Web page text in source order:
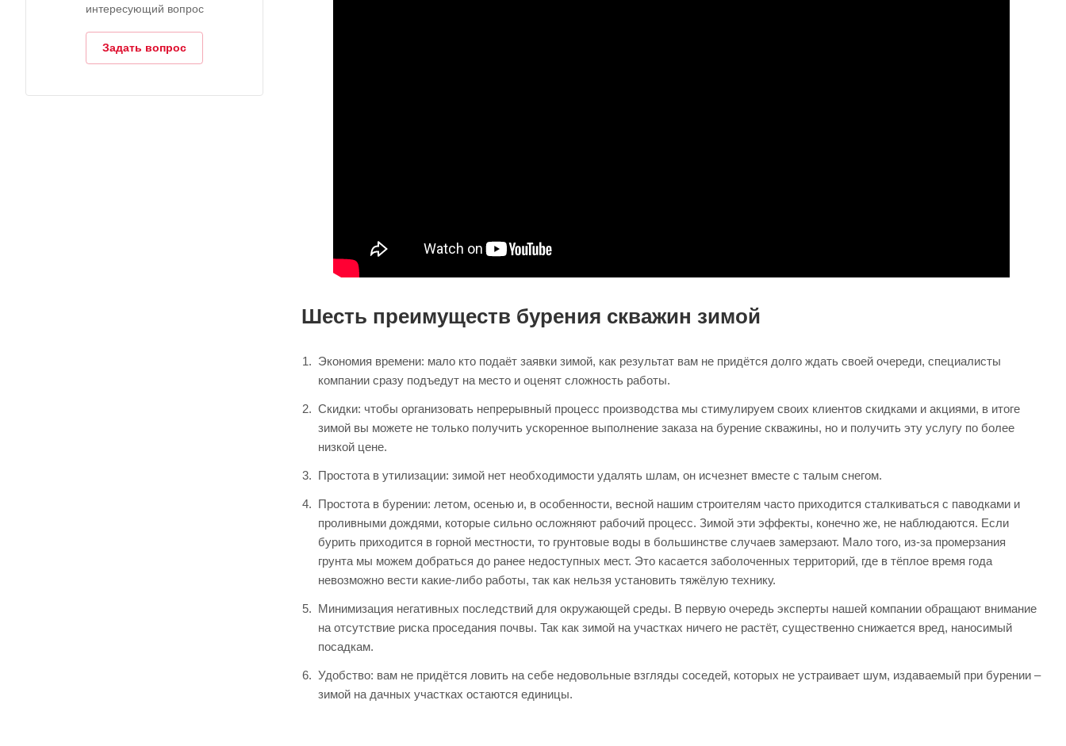
Шесть преимуществ бурения скважин зимой
Экономия времени: мало кто подаёт заявки зимой, как результат вам не придётся долго ждать своей очереди, специалисты
компании сразу подъедут на место и оценят сложность работы.
Скидки: чтобы организовать непрерывный процесс производства мы стимулируем своих клиентов скидками и акциями, в итоге
зимой вы можете не только получить ускоренное выполнение заказа на бурение скважины, но и получить эту услугу по более
низкой цене.
Простота в утилизации: зимой нет необходимости удалять шлам, он исчезнет вместе с талым снегом.
Простота в бурении: летом, осенью и, в особенности, весной нашим строителям часто приходится сталкиваться с паводками и
проливными дождями, которые сильно осложняют рабочий процесс. Зимой эти эффекты, конечно же, не наблюдаются. Если
бурить приходится в горной местности, то грунтовые воды в большинстве случаев замерзают. Мало того, из-за промерзания
грунта мы можем добраться до ранее недоступных мест. Это касается заболоченных территорий, где в тёплое время года
невозможно вести какие-либо работы, так как нельзя установить тяжёлую технику.
Минимизация негативных последствий для окружающей среды. В первую очередь эксперты нашей компании обращают внимание
на отсутствие риска проседания почвы. Так как зимой на участках ничего не растёт, существенно снижается вред, наносимый
посадкам.
Удобство: вам не придётся ловить на себе недовольные взгляды соседей, которых не устраивает шум, издаваемый при бурении –
зимой на дачных участках остаются единицы.
интересующий вопрос
Задать вопрос